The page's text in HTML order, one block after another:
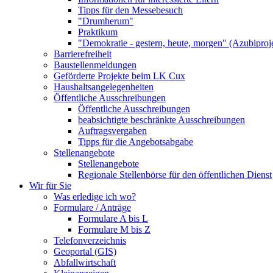
Tipps für den Messebesuch
"Drumherum"
Praktikum
"Demokratie - gestern, heute, morgen"
Barrierefreiheit
Baustellenmeldungen
Geförderte Projekte beim LK Cux
Haushaltsangelegenheiten
Öffentliche Ausschreibungen
Öffentliche Ausschreibungen
beabsichtigte beschränkte Ausschreibungen
Auftragsvergaben
Tipps für die Angebotsabgabe
Stellenangebote
Stellenangebote
Regionale Stellenbörse für den öffentlichen Dienst
Wir für Sie
Was erledige ich wo?
Formulare / Anträge
Formulare A bis L
Formulare M bis Z
Telefonverzeichnis
Geoportal (GIS)
Abfallwirtschaft